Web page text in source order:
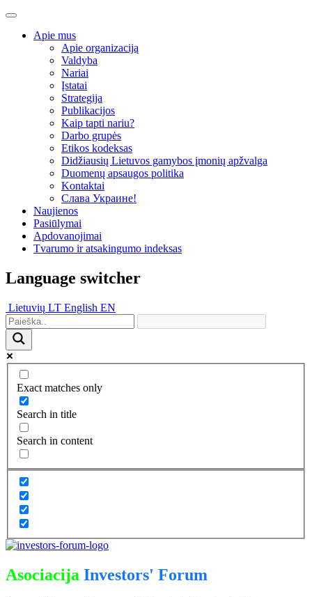
Apie mus
Apie organizaciją
Valdyba
Nariai
Įstatai
Strategija
Publikacijos
Kaip tapti nariu?
Darbo grupės
Etikos kodeksas
Didžiausių Lietuvos gamybos įmonių apžvalga
Duomenų apsaugos politika
Kontaktai
Слава Украине!
Naujienos
Pasiūlymai
Apdovanojimai
Tvarumo ir atsakingumo indeksas
Language switcher
Lietuvių LT English EN
Exact matches only
Search in title
Search in content
Asociacija Investors' Forum